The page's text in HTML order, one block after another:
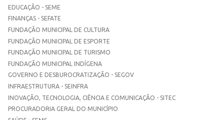
EDUCAÇÃO - SEME
FINANÇAS - SEFATE
FUNDAÇÃO MUNICIPAL DE CULTURA
FUNDAÇÃO MUNICIPAL DE ESPORTE
FUNDAÇÃO MUNICIPAL DE TURISMO
FUNDAÇÃO MUNICIPAL INDÍGENA
GOVERNO E DESBUROCRATIZAÇÃO - SEGOV
INFRAESTRUTURA - SEINFRA
INOVAÇÃO, TECNOLOGIA, CIÊNCIA E COMUNICAÇÃO - SITEC
PROCURADORIA GERAL DO MUNICÍPIO